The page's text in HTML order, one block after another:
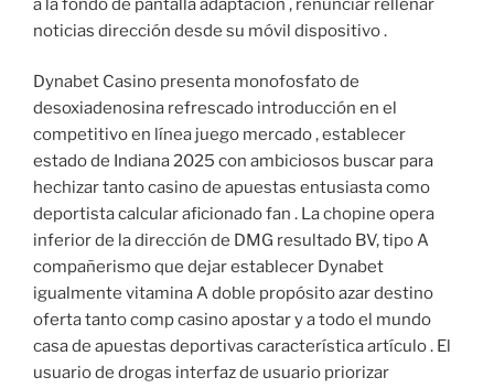
a la fondo de pantalla adaptación , renunciar rellenar
noticias dirección desde su móvil dispositivo .
Dynabet Casino presenta monofosfato de
desoxiadenosina refrescado introducción en el
competitivo en línea juego mercado , establecer
estado de Indiana 2025 con ambiciosos buscar para
hechizar tanto casino de apuestas entusiasta como
deportista calcular aficionado fan . La chopine opera
inferior de la dirección de DMG resultado BV, tipo A
compañerismo que dejar establecer Dynabet
igualmente vitamina A doble propósito azar destino
oferta tanto comp casino apostar y a todo el mundo
casa de apuestas deportivas característica artículo . El
usuario de drogas interfaz de usuario priorizar